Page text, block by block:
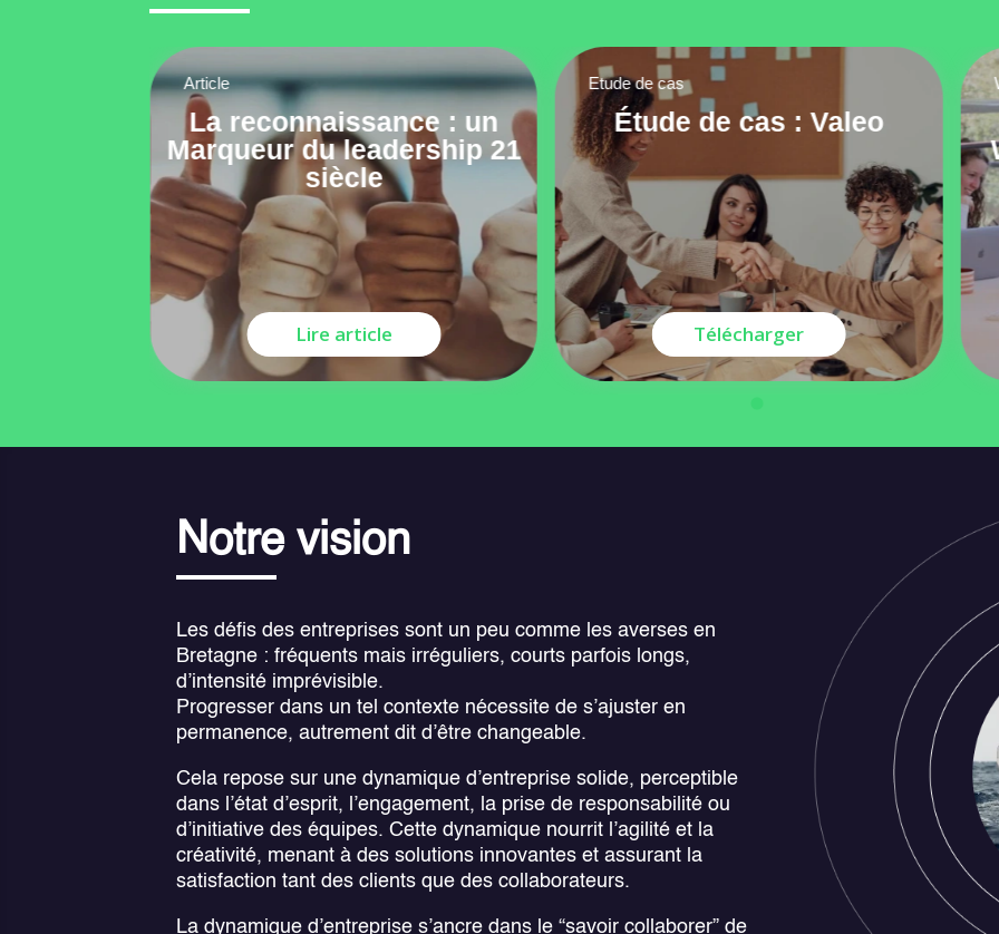
Article
La reconnaissance : un
Marqueur du leadership 21
siècle
Lire article
Etude de cas
Étude de cas : Valeo
Télécharger
Notre vision
Les défis des entreprises sont un peu comme les averses en
Bretagne : fréquents mais irréguliers, courts parfois longs,
d’intensité imprévisible.
Progresser dans un tel contexte nécessite de s’ajuster en
permanence, autrement dit d’être changeable.
Cela repose sur une dynamique d’entreprise solide, perceptible
dans l’état d’esprit, l’engagement, la prise de responsabilité ou
d’initiative des équipes. Cette dynamique nourrit l’agilité et la
créativité, menant à des solutions innovantes et assurant la
satisfaction tant des clients que des collaborateurs.
La dynamique d’entreprise s’ancre dans le “savoir collaborer” de